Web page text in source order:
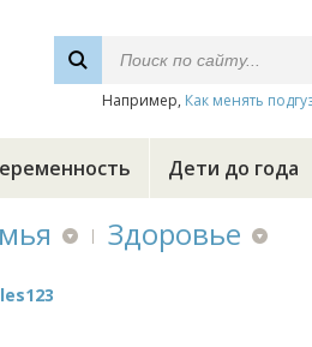
Например, Как менять
Дети до года
Здоровье